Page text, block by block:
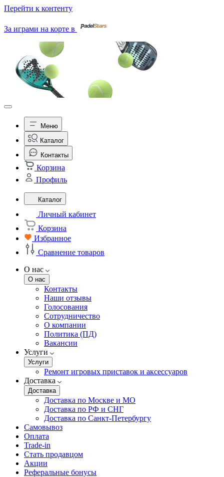
Перейти к контенту
За играми на корте в
Меню
Каталог
Контакты
Корзина
Профиль
Каталог
Личный кабинет
Корзина
Избранное
Сравнение товаров
О нас
О нас
Контакты
Наши отзывы
Голосования
Сотрудничество
О компании
Политика (ПД)
Вакансии
Услуги
Услуги
Ремонт игровых приставок и аксессуаров
Доставка
Доставка
Доставка по Москве и МО
Доставка по РФ и СНГ
Доставка по Санкт-Петербургу
Самовывоз
Оплата
Trade-in
Стать продавцом
Акции
Реферальные бонусы